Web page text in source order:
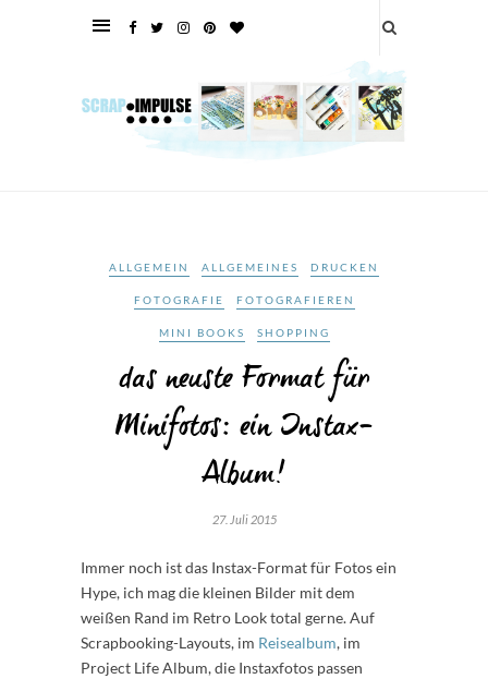
ALLGEMEIN ALLGEMEINES DRUCKEN
FOTOGRAFIE FOTOGRAFIEREN
MINI BOOKS SHOPPING
das neuste Format für
Minifotos: ein Instax-
Album!
27. Juli 2015
Immer noch ist das Instax-Format für Fotos ein
Hype, ich mag die kleinen Bilder mit dem
weißen Rand im Retro Look total gerne. Auf
Scrapbooking-Layouts, im Reisealbum, im
Project Life Album, die Instaxfotos passen